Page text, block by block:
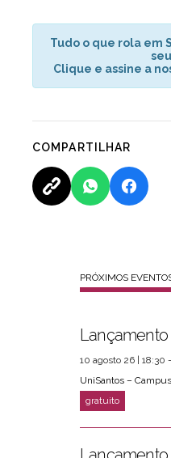
Tudo o que rola em
Clique e assine a
COMPARTILHAR
PRÓXIMOS
10 agosto 26 | 18:30
UniSantos –